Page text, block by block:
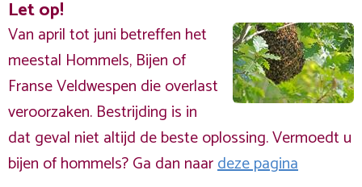
Let op!
Van april tot juni betreffen het
meestal Hommels, Bijen of
Franse Veldwespen die overlast
veroorzaken. Bestrijding is in
dat geval niet altijd de beste oplossing. Vermoedt u
bijen of hommels? Ga dan naardeze pagina